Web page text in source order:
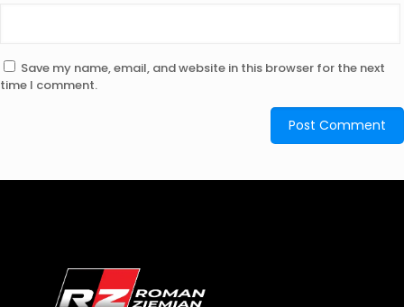
Save my name, email, and website in this browser for the next
time I comment.